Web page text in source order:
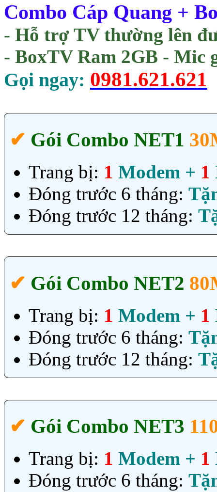
Combo Cáp Quang +
- Hỗ trợ TV thường lên
- BoxTV Ram 2GB - Mic
Gọi ngay: 0981.621.621
✔‎ Gói Combo NET1
Trang bị: 1 Modem + 1
Đóng trước 6 tháng:
Đóng trước 12 tháng:
✔‎ Gói Combo NET2
Trang bị: 1 Modem + 1
Đóng trước 6 tháng:
Đóng trước 12 tháng:
✔‎ Gói Combo NET3
Trang bị: 1 Modem + 1
Đóng trước 6 tháng: